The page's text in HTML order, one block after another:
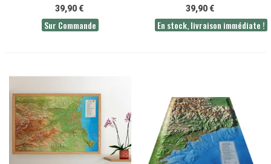
39,90 €
Sur Commande
3DMAP
39,90 €
En stock, livraison immédiate !